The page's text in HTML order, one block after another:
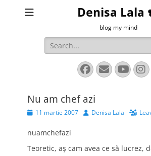
Denisa Lala
blog my mind
Search
for:
Facebook
Email
Nu am chef azi
Posted11 martie 2007 AuthorDenisa Lala
nuamchefazi
Teoretic, aş cam avea ce să lucrez,